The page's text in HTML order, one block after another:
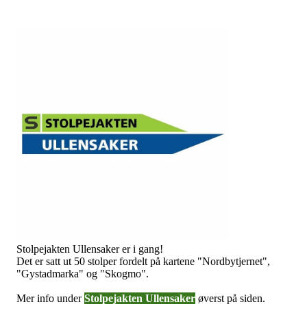
Stolpejakten Ullensaker er i gang!
Det er satt ut 50 stolper fordelt på kartene "Nordbytjernet",
"Gystadmarka" og "Skogmo".
Mer info under Stolpejakten Ullensaker øverst på siden.